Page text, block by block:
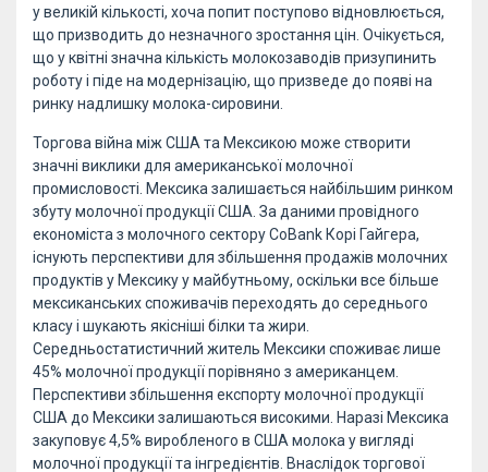
у великій кількості, хоча попит поступово відновлюється,
що призводить до незначного зростання цін. Очікується,
що у квітні значна кількість молокозаводів призупинить
роботу і піде на модернізацію, що призведе до появі на
ринку надлишку молока-сировини.
Торгова війна між США та Мексикою може створити
значні виклики для американської молочної
промисловості. Мексика залишається найбільшим ринком
збуту молочної продукції США. За даними провідного
економіста з молочного сектору CoBank Корі Гайгера,
існують перспективи для збільшення продажів молочних
продуктів у Мексику у майбутньому, оскільки все більше
мексиканських споживачів переходять до середнього
класу і шукають якісніші білки та жири.
Середньостатистичний житель Мексики споживає лише
45% молочної продукції порівняно з американцем.
Перспективи збільшення експорту молочної продукції
США до Мексики залишаються високими. Наразі Мексика
закуповує 4,5% виробленого в США молока у вигляді
молочної продукції та інгредієнтів. Внаслідок торгової